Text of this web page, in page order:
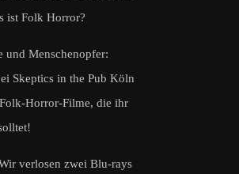
ist Folk Horror?
und Menschenopfer:
Skeptics in the Pub Köln
Horror-Filme, die ihr
verlosen zwei Blu-rays